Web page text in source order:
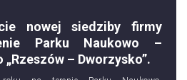
nowej siedziby firmy
Parku Naukowo –
– Dworzysko”.